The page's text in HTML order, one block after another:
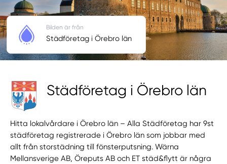
Städföretag i Örebro län
Hitta lokalvårdare i Örebro län – Alla Städföretag har 9st
städföretag registrerade i Örebro län som jobbar med
allt från storstädning till fönsterputsning. Wärna
Mellansverige AB, Öreputs AB och ET städ&flytt är några
Bilden är från
Städföretag i Örebro län